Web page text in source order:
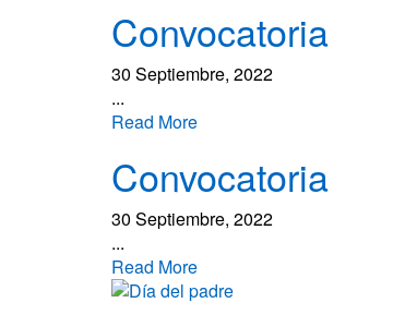
Convocatoria
30 Septiembre, 2022
...
Read More
Convocatoria
30 Septiembre, 2022
...
Read More